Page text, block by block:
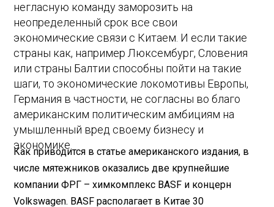
негласную команду заморозить на
неопределенный срок все свои
экономические связи с Китаем. И если такие
страны как, например Люксембург, Словения
или страны Балтии способны пойти на такие
шаги, то экономические локомотивы Европы,
Германия в частности, не согласны во благо
американским политическим амбициям на
умышленный вред своему бизнесу и
экономике.
Как приводится в статье американского издания, в
числе мятежников оказались две крупнейшие
компании ФРГ – химкомплекс BASF и концерн
Volkswagen. BASF располагает в Китае 30